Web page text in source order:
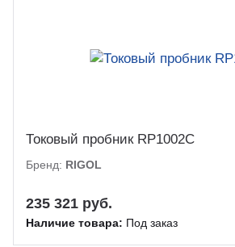
Токовый пробник RP1002C
Бренд: RIGOL
235 321 руб.
Наличие товара: Под заказ